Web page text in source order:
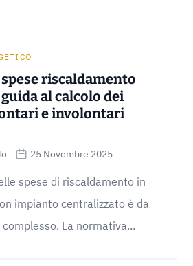
riscaldamento
al calcolo dei
e involontari
25 Novembre 2025
spese di riscaldamento in
impianto centralizzato è da
La normativa...